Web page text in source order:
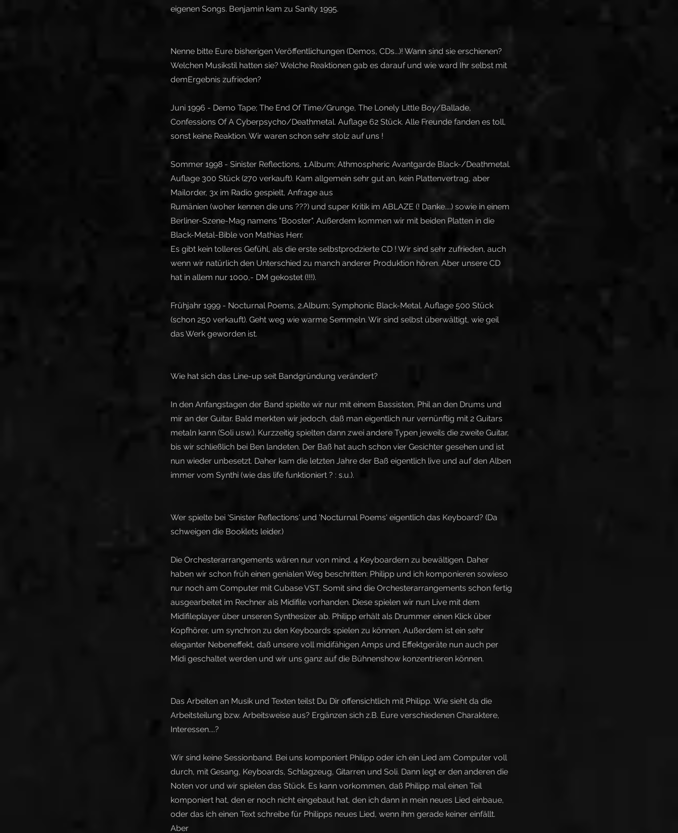
eigenen Songs. Benjamin kam zu Sanity 1995.
Nenne bitte Eure bisherigen Veröffentlichungen (Demos, CDs...)! Wann sind sie erschienen?
Welchen Musikstil hatten sie? Welche Reaktionen gab es darauf und wie ward Ihr selbst mit
demErgebnis zufrieden?
Juni 1996 - Demo Tape; The End Of Time/Grunge, The Lonely Little Boy/Ballade,
Confessions Of A Cyberpsycho/Deathmetal. Auflage 62 Stück. Alle Freunde fanden es toll,
sonst keine Reaktion. Wir waren schon sehr stolz auf uns !
Sommer 1998 - Sinister Reflections, 1.Album; Athmospheric Avantgarde Black-/Deathmetal.
Auflage 300 Stück (270 verkauft). Kam allgemein sehr gut an, kein Plattenvertrag, aber
Mailorder, 3x im Radio gespielt, Anfrage aus
Rumänien (woher kennen die uns ???) und super Kritik im ABLAZE (! Danke....) sowie in einem
Berliner-Szene-Mag namens "Booster". Außerdem kommen wir mit beiden Platten in die
Black-Metal-Bible von Mathias Herr.
Es gibt kein tolleres Gefühl, als die erste selbstprodzierte CD ! Wir sind sehr zufrieden, auch
wenn wir natürlich den Unterschied zu manch anderer Produktion hören. Aber unsere CD
hat in allem nur 1000,- DM gekostet (!!!).
Frühjahr 1999 - Nocturnal Poems, 2.Album; Symphonic Black-Metal. Auflage 500 Stück
(schon 250 verkauft). Geht weg wie warme Semmeln. Wir sind selbst überwältigt, wie geil
das Werk geworden ist.
Wie hat sich das Line-up seit Bandgründung verändert?
In den Anfangstagen der Band spielte wir nur mit einem Bassisten, Phil an den Drums und
mir an der Guitar. Bald merkten wir jedoch, daß man eigentlich nur vernünftig mit 2 Guitars
metaln kann (Soli usw.). Kurzzeitig spielten dann zwei andere Typen jeweils die zweite Guitar,
bis wir schließlich bei Ben landeten. Der Baß hat auch schon vier Gesichter gesehen und ist
nun wieder unbesetzt. Daher kam die letzten Jahre der Baß eigentlich live und auf den Alben
immer vom Synthi (wie das life funktioniert ? : s.u.).
Wer spielte bei 'Sinister Reflections' und 'Nocturnal Poems' eigentlich das Keyboard? (Da
schweigen die Booklets leider.)
Die Orchesterarrangements wären nur von mind. 4 Keyboardern zu bewältigen. Daher
haben wir schon früh einen genialen Weg beschritten: Philipp und ich komponieren sowieso
nur noch am Computer mit Cubase VST. Somit sind die Orchesterarrangements schon fertig
ausgearbeitet im Rechner als Midifile vorhanden. Diese spielen wir nun Live mit dem
Midifileplayer über unseren Synthesizer ab. Philipp erhält als Drummer einen Klick über
Kopfhörer, um synchron zu den Keyboards spielen zu können. Außerdem ist ein sehr
eleganter Nebeneffekt, daß unsere voll midifähigen Amps und Effektgeräte nun auch per
Midi geschaltet werden und wir uns ganz auf die Bühnenshow konzentrieren können.
Das Arbeiten an Musik und Texten teilst Du Dir offensichtlich mit Philipp. Wie sieht da die
Arbeitsteilung bzw. Arbeitsweise aus? Ergänzen sich z.B. Eure verschiedenen Charaktere,
Interessen....?
Wir sind keine Sessionband. Bei uns komponiert Philipp oder ich ein Lied am Computer voll
durch, mit Gesang, Keyboards, Schlagzeug, Gitarren und Soli. Dann legt er den anderen die
Noten vor und wir spielen das Stück. Es kann vorkommen, daß Philipp mal einen Teil
komponiert hat, den er noch nicht eingebaut hat, den ich dann in mein neues Lied einbaue,
oder das ich einen Text schreibe für Philipps neues Lied, wenn ihm gerade keiner einfällt.
Aber